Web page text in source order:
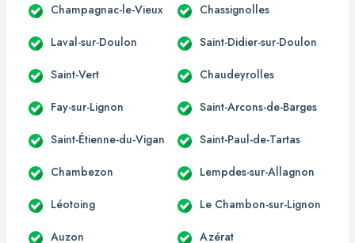
Champagnac-le-Vieux Chassignolles
Laval-sur-Doulon Saint-Didier-sur-Doulon
Saint-Vert Chaudeyrolles
Fay-sur-Lignon Saint-Arcons-de-Barges
Saint-Étienne-du-Vigan Saint-Paul-de-Tartas
Chambezon Lempdes-sur-Allagnon
Léotoing Le Chambon-sur-Lignon
Auzon Azérat